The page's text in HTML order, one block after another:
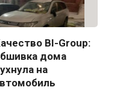
BI-Group:
дома
на